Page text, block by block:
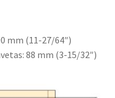
mm (11-27/64″)
88 mm (3-15/32″)